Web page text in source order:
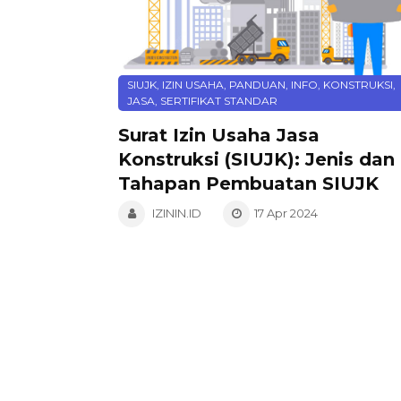
SIUJK, IZIN USAHA, PANDUAN, INFO, KONSTRUKSI,
JASA, SERTIFIKAT STANDAR
Surat Izin Usaha Jasa
Konstruksi (SIUJK): Jenis dan
Tahapan Pembuatan SIUJK
IZININ.ID 17 Apr 2024